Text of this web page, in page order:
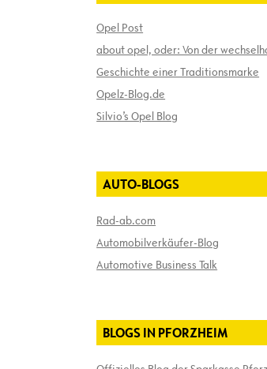
Opel Post
about opel, oder: Von der
Geschichte einer Traditionsmarke
Opelz-Blog.de
Silvio’s Opel Blog
AUTO-BLOGS
Rad-ab.com
Automobilverkäufer-Blog
Automotive Business Talk
BLOGS IN PFORZHEIM